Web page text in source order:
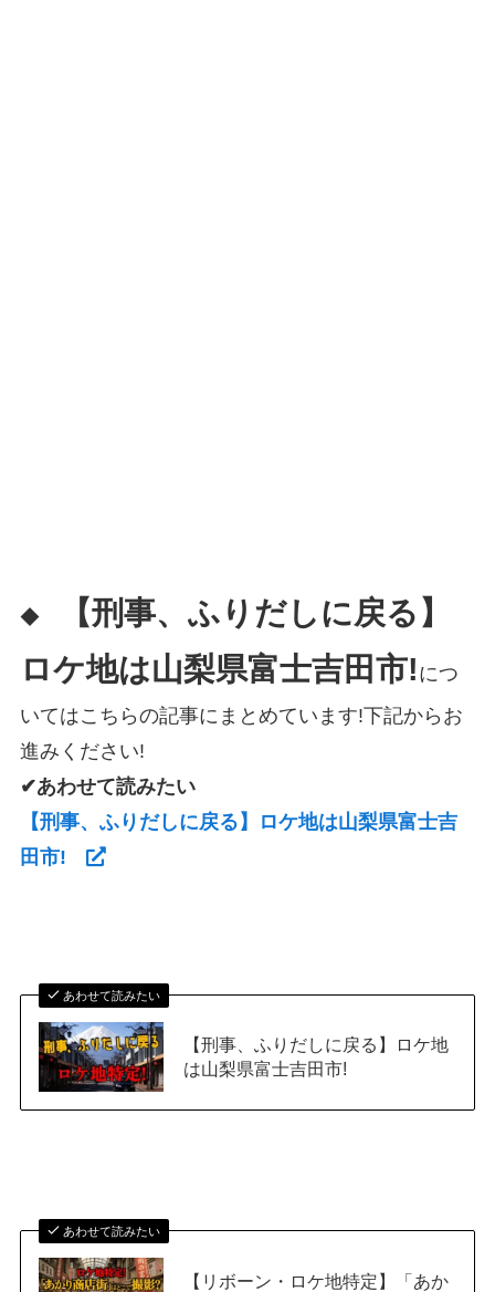
◆
【刑事、ふりだしに戻る】
ロケ地は山梨県富士吉田市! につ
いてはこちらの記事にまとめています!下記からお
進みください!
✔あわせて読みたい
【刑事、ふりだしに戻る】ロケ地は山梨県富士吉
田市!
あわせて読みたい
【刑事、ふりだしに戻る】ロケ地
は山梨県富士吉田市!
あわせて読みたい
【リボーン・ロケ地特定】「あか